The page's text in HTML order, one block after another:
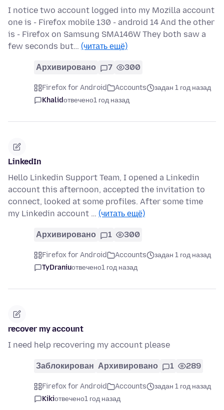
I notice two account logged into my Mozilla account
one is - Firefox mobile 130 - android 14 And the other
is - Firefox on Samsung SMA146W They both saw a
few seconds but… (читать ещё)
Архивировано 7 300
Firefox for Android Accounts
задан 1 год назад
Khalidотвечено1 год назад
LinkedIn
Hello Linkedin Support Team, I opened a Linkedin
account this afternoon, accepted the invitation to
connect, looked at some profiles. After some time
my Linkedin account … (читать ещё)
Архивировано 1 300
Firefox for Android Accounts
задан 1 год назад
TyDraniuотвечено1 год назад
recover my account
I need help recovering my account please
Заблокирован Архивировано 1 289
Firefox for Android Accounts
задан 1 год назад
Kikiотвечено1 год назад